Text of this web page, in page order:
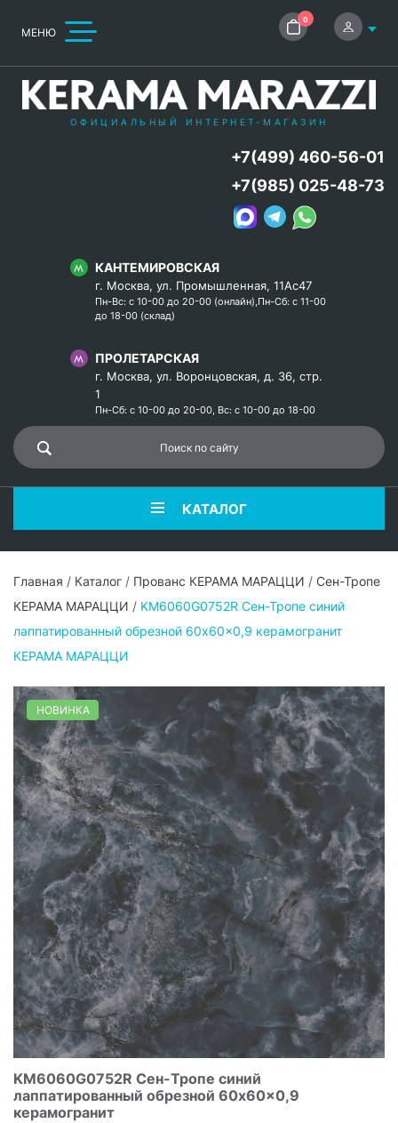
МЕНЮ
0
ОФИЦИАЛЬНЫЙ ИНТЕРНЕТ-МАГАЗИН
КАНТЕМИРОВСКАЯ
г. Москва, ул. Промышленная, 11Ас47
Пн-Вс: с 10-00 до 20-00 (онлайн),Пн-Сб: с 11-00
до 18-00 (склад)
ПРОЛЕТАРСКАЯ
г. Москва, ул. Воронцовская, д. 36, стр.
1
Пн-Сб: с 10-00 до 20-00, Вс: с 10-00 до 18-00
+7(499) 460-56-01
+7(985) 025-48-73
КАТАЛОГ
Главная / Каталог / Прованс КЕРАМА МАРАЦЦИ / Сен-Тропе
КЕРАМА МАРАЦЦИ / KM6060G0752R Сен-Тропе синий
лаппатированный обрезной 60x60x0,9 керамогранит
КЕРАМА МАРАЦЦИ
НОВИНКА
KM6060G0752R Сен-Тропе синий
лаппатированный обрезной 60x60x0,9
керамогранит